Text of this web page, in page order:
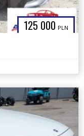
125 000 PLN